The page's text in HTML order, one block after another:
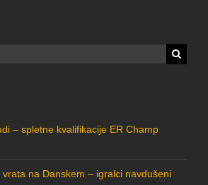
– spletne kvalifikacije ER Champ
na Danskem – igralci navdušeni